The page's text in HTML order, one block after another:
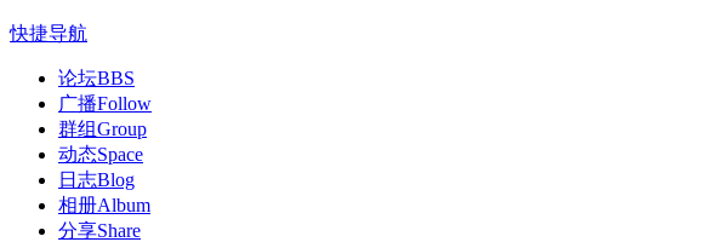
快捷导航
论坛BBS
广播Follow
群组Group
动态Space
日志Blog
相册Album
分享Share